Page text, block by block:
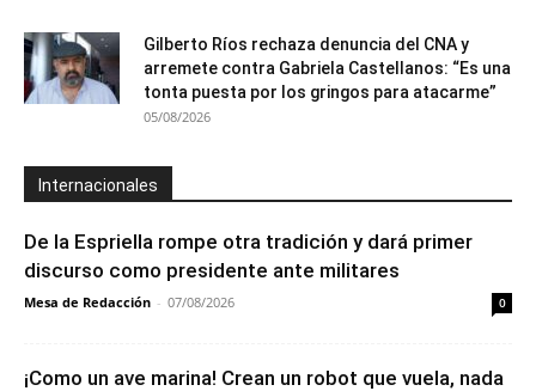
Gilberto Ríos rechaza denuncia del CNA y
arremete contra Gabriela Castellanos: “Es una
tonta puesta por los gringos para atacarme”
05/08/2026
Internacionales
De la Espriella rompe otra tradición y dará primer
discurso como presidente ante militares
Mesa de Redacción - 07/08/2026 0
¡Como un ave marina! Crean un robot que vuela, nada